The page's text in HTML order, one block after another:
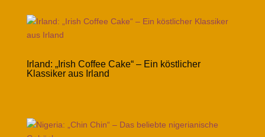
Irland: „Irish Coffee Cake“ – Ein köstlicher
Klassiker aus Irland